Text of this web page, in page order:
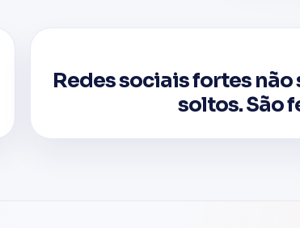
Redes sociais fortes
soltos. São